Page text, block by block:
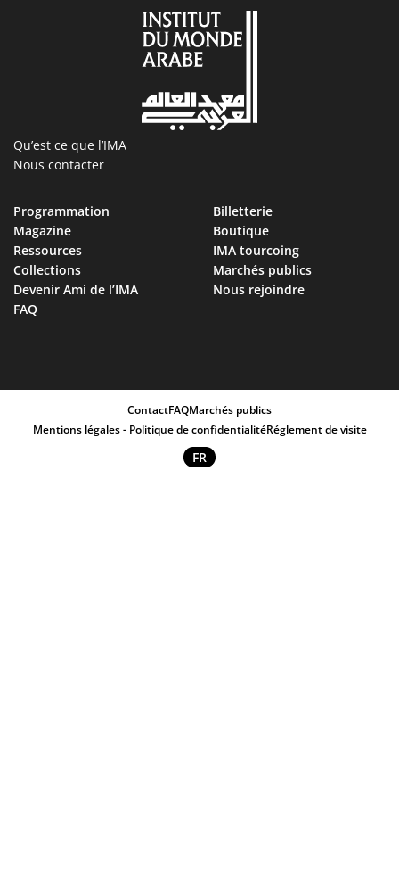
Qu’est ce que l’IMA
Nous contacter
Programmation
Magazine
Ressources
Collections
Devenir Ami de l’IMA
FAQ
Billetterie
Boutique
IMA tourcoing
Marchés publics
Nous rejoindre
ContactFAQMarchés publics
Mentions légales - Politique de confidentialitéRéglement de visite
FR